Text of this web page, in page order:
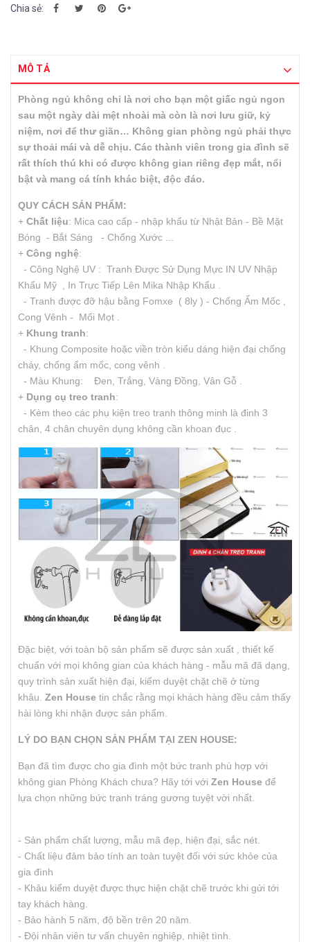
Chia sẻ:
MÔ TẢ
Phòng ngủ không chỉ là nơi cho bạn một giấc ngủ ngon
sau một ngày dài mệt nhoài mà còn là nơi lưu giữ, kỷ
niệm, nơi để thư giãn… Không gian phòng ngủ phải thực
sự thoải mái và dễ chịu. Các thành viên trong gia đình sẽ
rất thích thú khi có được không gian riêng đẹp mắt, nổi
bật và mang cá tính khác biệt, độc đáo.
QUY CÁCH SẢN PHẨM:
+ Chất liệu: Mica cao cấp - nhập khẩu từ Nhật Bản - Bề Mặt
Bóng - Bắt Sáng - Chống Xước ...
+ Công nghệ:
- Công Nghệ UV : Tranh Được Sử Dụng Mực IN UV Nhập
Khẩu Mỹ , In Trực Tiếp Lên Mika Nhập Khẩu .
- Tranh được đỡ hậu bằng Fomxe ( 8ly ) - Chống Ẩm Mốc ,
Cong Vênh - Mối Mọt .
+ Khung tranh:
- Khung Composite hoặc viền tròn kiểu dáng hiện đại chống
cháy, chống ẩm mốc, cong vênh .
- Màu Khung: Đen, Trắng, Vàng Đồng, Vân Gỗ .
+ Dụng cụ treo tranh:
- Kèm theo các phụ kiện treo tranh thông minh là đinh 3
chân, 4 chân chuyên dụng không cần khoan đục .
Đặc biệt, với toàn bộ sản phẩm sẽ được sản xuất , thiết kế
chuẩn với mọi không gian của khách hàng - mẫu mã đã dạng,
quy trình sản xuất hiện đại, kiểm duyệt chặt chẽ ở từng
khâu. Zen House tin chắc rằng mọi khách hàng đều cảm thấy
hài lòng khi nhận được sản phẩm.
LÝ DO BẠN CHỌN SẢN PHẨM TẠI ZEN HOUSE:
Bạn đã tìm được cho gia đình một bức tranh phù hợp với
không gian Phòng Khách chưa? Hãy tới với Zen House để
lựa chọn những bức tranh tráng gương tuyệt vời nhất.
- Sản phẩm chất lượng, mẫu mã đẹp, hiện đại, sắc nét.
- Chất liệu đảm bảo tính an toàn tuyệt đối với sức khỏe của
gia đình
- Khâu kiểm duyệt được thực hiện chặt chẽ trước khi gửi tới
tay khách hàng.
- Bảo hành 5 năm, độ bền trên 20 năm.
- Đội nhân viên tư vấn chuyên nghiệp, nhiệt tình.